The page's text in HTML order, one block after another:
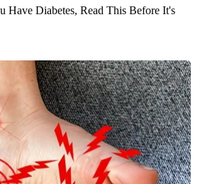
Have Diabetes, Read This Before It's